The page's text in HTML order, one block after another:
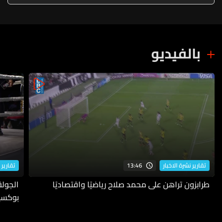
بالفيديو
تقارير نشرة الاخبار 13:46
طرابزون تراهن على محمد صلاح رياضيًا واقتصاديًا